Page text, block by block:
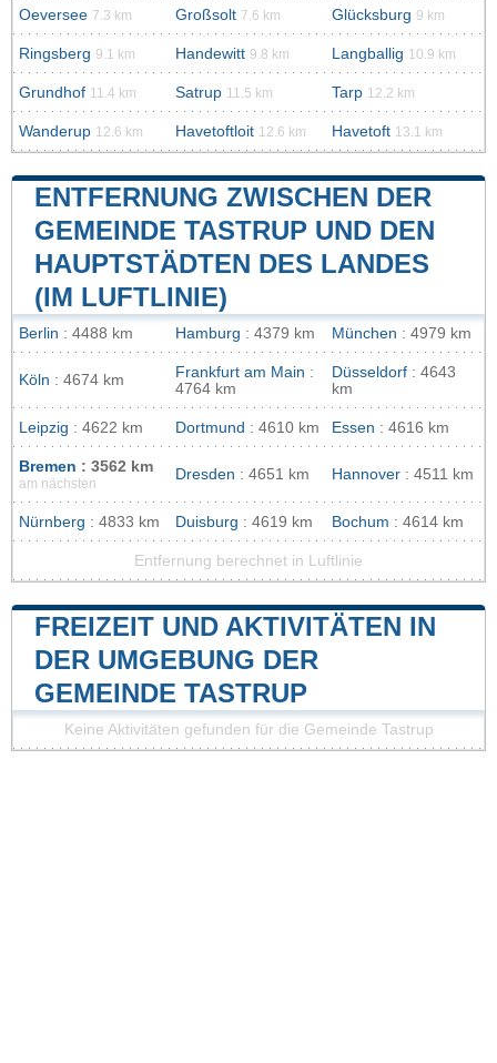
Oeversee 7.3 km Großsolt 7.6 km Glücksburg 9 km
Ringsberg 9.1 km Handewitt 9.8 km Langballig 10.9 km
Grundhof 11.4 km Satrup 11.5 km Tarp 12.2 km
Wanderup 12.6 km Havetoftloit 12.6 km Havetoft 13.1 km
ENTFERNUNG ZWISCHEN DER
GEMEINDE TASTRUP UND DEN
HAUPTSTÄDTEN DES LANDES
(IM LUFTLINIE)
Berlin : 4488 km Hamburg : 4379 km München : 4979 km
Köln : 4674 km Frankfurt am Main :
4764 km
Düsseldorf : 4643
km
Leipzig : 4622 km Dortmund : 4610 km Essen : 4616 km
Bremen : 3562 km
am nächsten
Dresden : 4651 km Hannover : 4511 km
Nürnberg : 4833 km Duisburg : 4619 km Bochum : 4614 km
Entfernung berechnet in Luftlinie
FREIZEIT UND AKTIVITÄTEN IN
DER UMGEBUNG DER
GEMEINDE TASTRUP
Keine Aktivitäten gefunden für die Gemeinde Tastrup